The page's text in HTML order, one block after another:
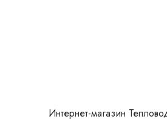
Интернет-магазин